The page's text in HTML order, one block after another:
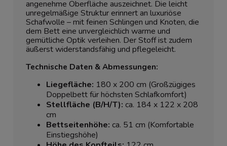
angenehme Oberfläche auszeichnet. Die leicht
unregelmäßige Struktur erinnert an luxuriöse
Schafwolle – mit feinen Schlingen und Knoten, die
dem Bett eine unvergleichlich warme und
gemütliche Optik verleihen. Der Stoff ist zudem
äußerst widerstandsfähig und pflegeleicht.
Technische Daten & Abmessungen:
Liegefläche: 180 x 200 cm (Großzügiges
Doppelbett für höchsten Schlafkomfort)
Stellfläche (B/H/T): ca. 184 x 122 x 208
cm
Bettseitenhöhe: ca. 51 cm (Komfortable
Einstiegshöhe)